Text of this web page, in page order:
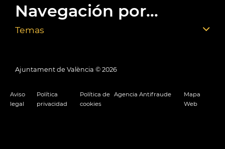
Navegación por...
Temas
Ajuntament de València © 2026
Aviso
legal
Política
privacidad
Política de
cookies
Agencia Antifraude
Mapa
Web